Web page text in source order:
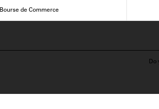
Bourse de Commerce
Do